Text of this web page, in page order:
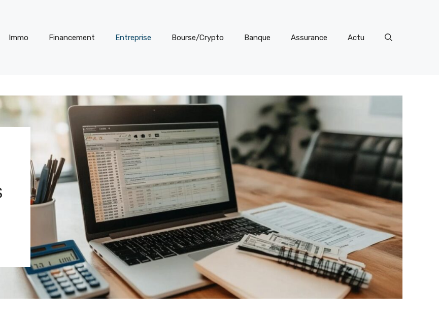
Immo Financement Entreprise Bourse/Crypto Banque Assurance Actu